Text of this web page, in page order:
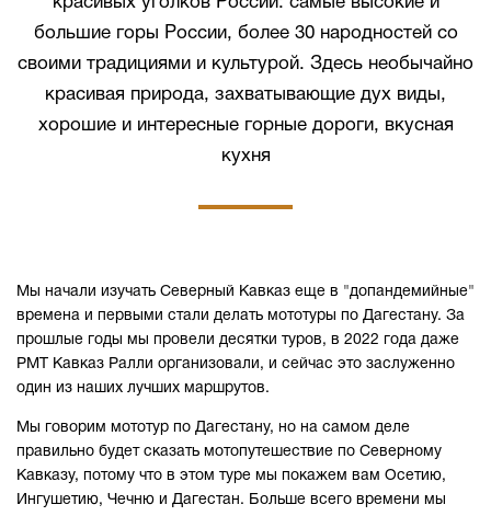
большие горы России, более 30 народностей со
своими традициями и культурой. Здесь необычайно
красивая природа, захватывающие дух виды,
хорошие и интересные горные дороги, вкусная
кухня
Мы начали изучать Северный Кавказ еще в "допандемийные"
времена и первыми стали делать мототуры по Дагестану. За
прошлые годы мы провели десятки туров, в 2022 года даже
РМТ Кавказ Ралли организовали, и сейчас это заслуженно
один из наших лучших маршрутов.
Мы говорим мототур по Дагестану, но на самом деле
правильно будет сказать мотопутешествие по Северному
Кавказу, потому что в этом туре мы покажем вам Осетию,
Ингушетию, Чечню и Дагестан. Больше всего времени мы